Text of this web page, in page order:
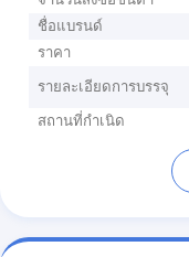
ชื่อแบรนด์
ราคา
รายละเอียดการบรรจุ
สถานที่กำเนิด